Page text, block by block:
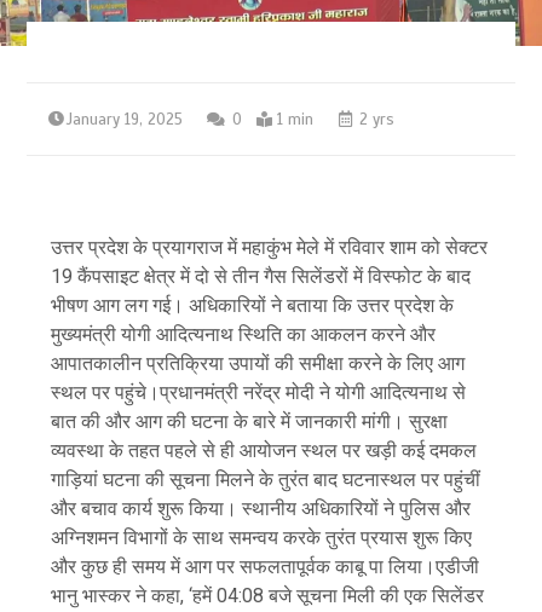
January 19, 2025 0 1 min 2 yrs
उत्तर प्रदेश के प्रयागराज में महाकुंभ मेले में रविवार शाम को सेक्टर
19 कैंपसाइट क्षेत्र में दो से तीन गैस सिलेंडरों में विस्फोट के बाद
भीषण आग लग गई। अधिकारियों ने बताया कि उत्तर प्रदेश के
मुख्यमंत्री योगी आदित्यनाथ स्थिति का आकलन करने और
आपातकालीन प्रतिक्रिया उपायों की समीक्षा करने के लिए आग
स्थल पर पहुंचे।प्रधानमंत्री नरेंद्र मोदी ने योगी आदित्यनाथ से
बात की और आग की घटना के बारे में जानकारी मांगी। सुरक्षा
व्यवस्था के तहत पहले से ही आयोजन स्थल पर खड़ी कई दमकल
गाड़ियां घटना की सूचना मिलने के तुरंत बाद घटनास्थल पर पहुंचीं
और बचाव कार्य शुरू किया। स्थानीय अधिकारियों ने पुलिस और
अग्निशमन विभागों के साथ समन्वय करके तुरंत प्रयास शुरू किए
और कुछ ही समय में आग पर सफलतापूर्वक काबू पा लिया।एडीजी
भानु भास्कर ने कहा, ‘हमें 04:08 बजे सूचना मिली की एक सिलेंडर